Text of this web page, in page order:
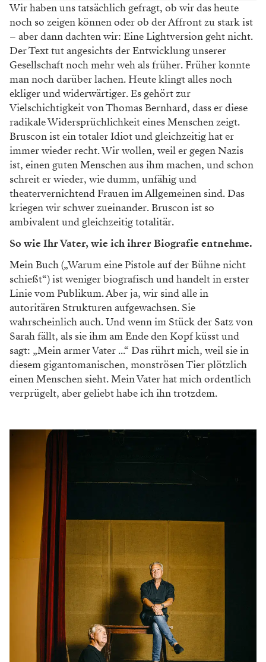
Wir haben uns tatsächlich gefragt, ob wirdas heute
noch so zeigen können oderob der Affront zu stark ist
– aber danndachten wir: Eine Lightversion geht nicht.
Der Text tut angesichts der Entwicklung unserer
Gesellschaft noch mehr weh als früher. Früher konnte
man noch darüberlachen. Heute klingt alles noch
ekligerund widerwärtiger. Es gehört zur
Vielschichtigkeit von Thomas Bernhard, dasser diese
radikale Widersprüchlichkeiteines Menschen zeigt.
Bruscon ist eintotaler Idiot und gleichzeitig hat er
immerwieder recht. Wir wollen, weil er gegenNazis
ist, einen guten Menschen aus ihm machen, und schon
schreit er wieder, wiedumm, unfähig und
theatervernichtendFrauen im Allgemeinen sind. Das
kriegenwir schwer zueinander. Bruscon ist so
ambivalent und gleichzeitig totalitär.
So wie Ihr Vater, wie ich ihrer Biografie entnehme.
Mein Buch („Warum eine Pistole aufder Bühne nicht
schießt“) ist wenigerbiografisch und handelt in erster
Linievom Publikum. Aber ja, wir sind alle in
autoritären Strukturen aufgewachsen. Sie
wahrscheinlich auch. Und wenn im Stückder Satz von
Sarah fällt, als sie ihm amEnde den Kopf küsst und
sagt: „Meinarmer Vater ...“ Das rührt mich, weil siein
diesem gigantomanischen, monströsenTier plötzlich
einen Menschen sieht. MeinVater hat mich ordentlich
verprügelt, abergeliebt habe ich ihn trotzdem.